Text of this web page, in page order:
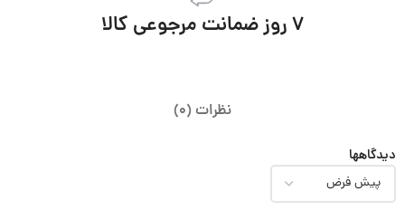
7 روز ضمانت مرجوعی کالا
نظرات (0)
دیدگاهها